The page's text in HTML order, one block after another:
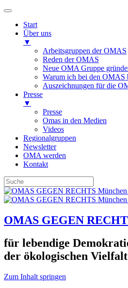
Start
Über uns
▼
Arbeitsgruppen der OMAS
Reden der OMAS
Neue OMA Gruppe
Warum ich bei den OMAS
Auszeichnungen für die
Presse
▼
Presse
Omas in den Medien
Videos
Regionalgruppen
Newsletter
OMA werden
Kontakt
OMAS GEGEN
für lebendige
der ökologischen Vielfalt
Zum Inhalt springen